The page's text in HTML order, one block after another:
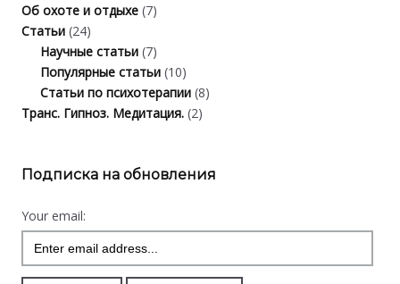
Об охоте и отдыхе (7)
Статьи (24)
Научные статьи (7)
Популярные статьи (10)
Статьи по психотерапии (8)
Транс. Гипноз. Медитация. (2)
Подписка на обновления
Your email: